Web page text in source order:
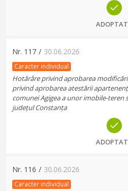
Nr. 117 / 30.06.2026
Caracter individual
Hotărâre privind aprobarea
privind aprobarea atestării
comunei Agigea a unor imobile-teren
județul Constanța
Nr. 116 / 30.06.2026
Caracter individual